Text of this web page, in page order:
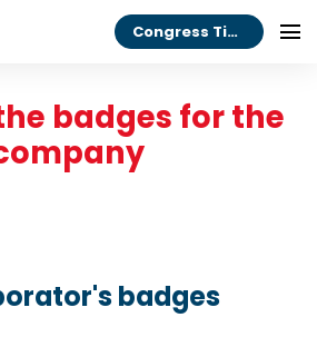
Congress Tickets
badges for the
badges